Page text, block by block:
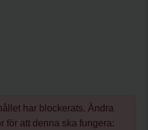
har blockerats. Ändra
för att denna ska fungera: